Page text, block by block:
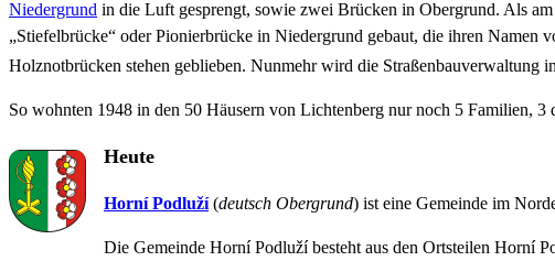
Niedergrund in die Luft gesprengt, sowie zwei Brücken in Obergrund. Als
„Stiefelbrücke“ oder Pionierbrücke in Niedergrund gebaut, die ihren Namen
Holznotbrücken stehen geblieben. Nunmehr wird die
So wohnten 1948 in den 50 Häusern von Lichtenberg nur noch 5 Familien,
Heute
Horní Podluží(deutsch Obergrund) ist eine Gemeinde im
Die Gemeinde Horní Podluží besteht aus den Ortsteilen Horní